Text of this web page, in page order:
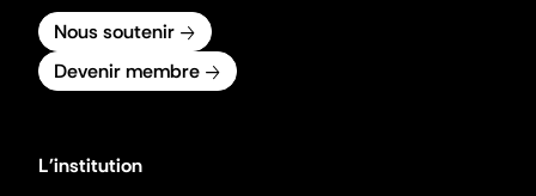
Nous soutenir
Devenir membre
L'institution